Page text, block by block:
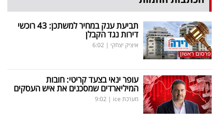
תביעת ענק במחיר למשתכן: 43 רוכשי
דירות נגד הקבלן
איציק יצחקי |
6:02
עופר ינאי בצעד קריטי: חובות
המיליארדים שמסכנים את איש העסקים
מערכת ice |
9:02